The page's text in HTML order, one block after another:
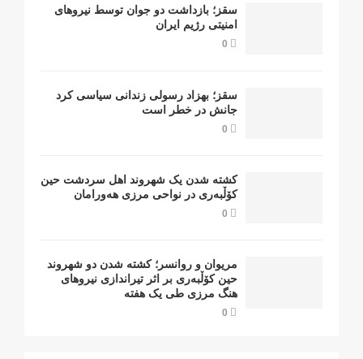
سقز؛ بازداشت دو جوان توسط نیروهای
امنیتی رژیم ایران
0
سقز؛ بهزاد رسولی زندانی سیاسی کرد
جانش در خطر است
0
کشتە شدن یک شهروند اهل سردشت حین
کۆڵبەری در نواحی مرزی هەورامان
0
مریوان و روانسر؛ کشته شدن دو شهروند
حین کۆڵبەری بر اثر تیراندازی نیروهای
هنگ مرزی طی یک هفته
0